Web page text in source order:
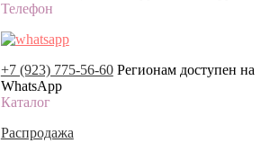
Телефон
+7 (923) 775-56-60Регионам доступен на
WhatsApp
Каталог
Распродажа